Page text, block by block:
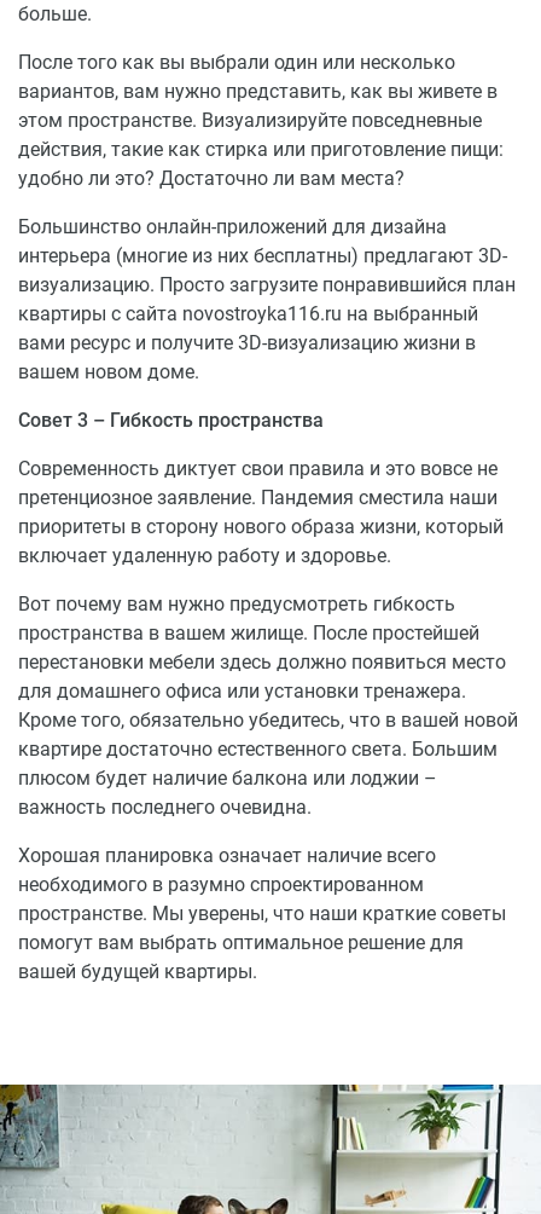
ТЦ Радужный
Леруа Мерлен
Магнит
ТЦ Мозаика
Пятерочка
Красное и Белое
Озеро Осиново – 200 м.
Сквер у Дома культуры – 1.2 км.
Аллея по улице 40 лет Победы – 1.2 км.
Новый парк на ул. Наиля Юсупова – 2.7 км.
Стоматология «Радуга здоровья» – 300 м.
Васильевская районная больница – 1 км.
Транспортная доступность
20 минут на машине до ст. м.
«Авиастроительная»
30 минут на машине до центра Казани
3 маршрута, 2 остановки транспорта
больше.
После того как вы выбрали один или несколько
вариантов, вам нужно представить, как вы живете в
этом пространстве. Визуализируйте повседневные
действия, такие как стирка или приготовление пищи:
удобно ли это? Достаточно ли вам места?
Большинство онлайн-приложений для дизайна
интерьера (многие из них бесплатны) предлагают 3D-
визуализацию. Просто загрузите понравившийся план
квартиры с сайта novostroyka116.ru на выбранный
вами ресурс и получите 3D-визуализацию жизни в
вашем новом доме.
Совет 3 – Гибкость пространства
Современность диктует свои правила и это вовсе не
претенциозное заявление. Пандемия сместила наши
приоритеты в сторону нового образа жизни, который
включает удаленную работу и здоровье.
Вот почему вам нужно предусмотреть гибкость
пространства в вашем жилище. После простейшей
перестановки мебели здесь должно появиться место
для домашнего офиса или установки тренажера.
Кроме того, обязательно убедитесь, что в вашей новой
квартире достаточно естественного света. Большим
плюсом будет наличие балкона или лоджии –
важность последнего очевидна.
Хорошая планировка означает наличие всего
необходимого в разумно спроектированном
пространстве. Мы уверены, что наши краткие советы
помогут вам выбрать оптимальное решение для
вашей будущей квартиры.